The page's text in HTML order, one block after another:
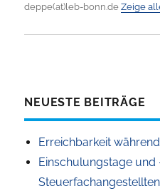
deppe(at)leb-bonn.deZeige
NEUESTE BEITRÄGE
Erreichbarkeit
Einschulungstage und